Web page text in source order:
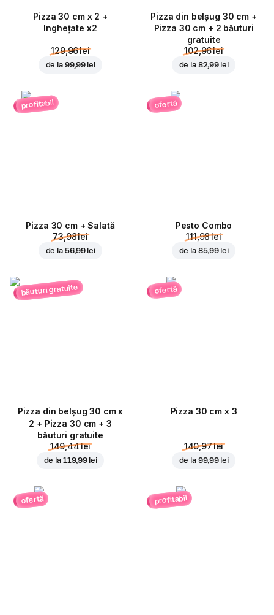
Pizza 30 cm x 2 +
Inghețate x2
129,96 lei
de la 99,99 lei
Pizza din belșug 30 cm +
Pizza 30 cm + 2 băuturi
gratuite
102,96 lei
de la 82,99 lei
profitabil
Pizza 30 cm + Salată
73,98 lei
de la 56,99 lei
ofertă
Pesto Combo
111,98 lei
de la 85,99 lei
băuturi gratuite
Pizza din belșug 30 cm x
2 + Pizza 30 cm + 3
băuturi gratuite
149,44 lei
de la 119,99 lei
ofertă
Pizza 30 cm x 3
140,97 lei
de la 99,99 lei
ofertă profitabil